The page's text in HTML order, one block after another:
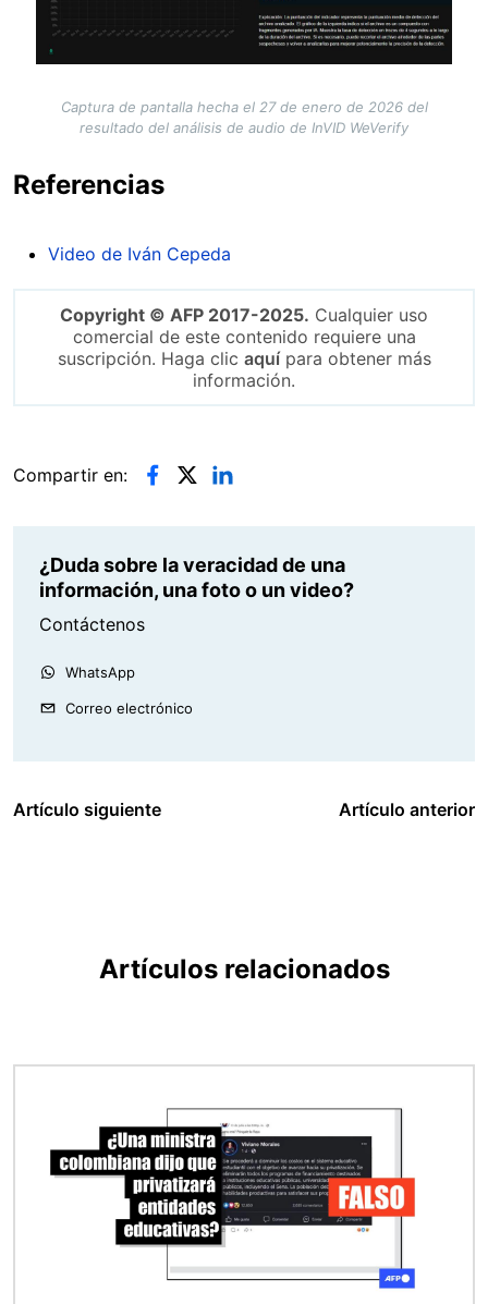
Captura de pantalla hecha el 27 de enero de 2026 del
resultado del análisis de audio de InVID WeVerify
Referencias
Video de Iván Cepeda
Copyright © AFP 2017-2025. Cualquier uso
comercial de este contenido requiere una
suscripción. Haga clic aquípara obtener más
información.
Compartir en:
¿Duda sobre la veracidad de una
información, una foto o un video?
Contáctenos
WhatsApp
Correo electrónico
Artículo siguiente Artículo anterior
Artículos relacionados